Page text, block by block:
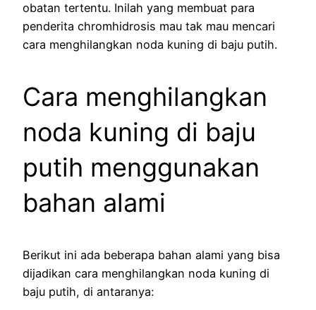
obatan tertentu. Inilah yang membuat para
penderita chromhidrosis mau tak mau mencari
cara menghilangkan noda kuning di baju putih.
Cara menghilangkan
noda kuning di baju
putih menggunakan
bahan alami
Berikut ini ada beberapa bahan alami yang bisa
dijadikan cara menghilangkan noda kuning di
baju putih, di antaranya: